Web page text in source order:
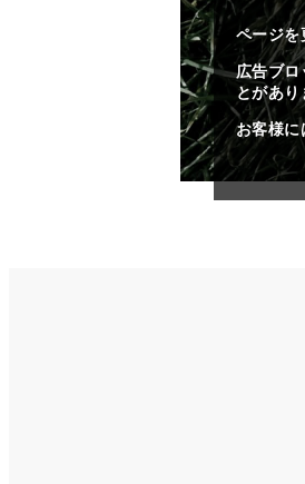
ページを
広告ブロ
とがあり
お客様に